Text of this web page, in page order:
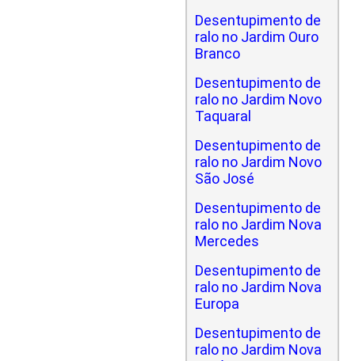
Desentupimento de
ralo no Jardim Ouro
Branco
Desentupimento de
ralo no Jardim Novo
Taquaral
Desentupimento de
ralo no Jardim Novo
São José
Desentupimento de
ralo no Jardim Nova
Mercedes
Desentupimento de
ralo no Jardim Nova
Europa
Desentupimento de
ralo no Jardim Nova